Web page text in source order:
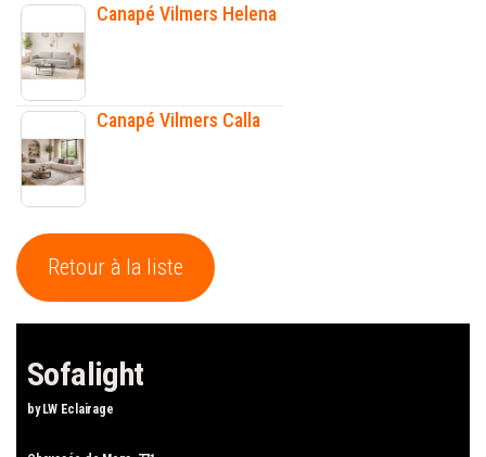
Canapé Vilmers Helena
Canapé Vilmers Calla
Retour à la liste
Sofalight
by LW Eclairage